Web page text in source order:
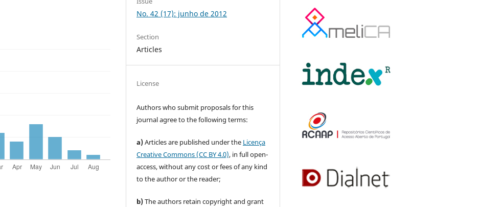
No. 42 (17): junho de 2012
Section
Articles
License
Authors who submit proposals for this
journal agree to the following terms:
a)Articles are published under the Licença
Creative Commons (CC BY 4.0), in full open-
access, without any cost or fees of any kind
to the author or the reader;
b)The authors retain copyright and grant